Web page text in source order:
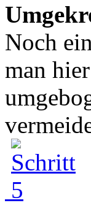
Noch
man